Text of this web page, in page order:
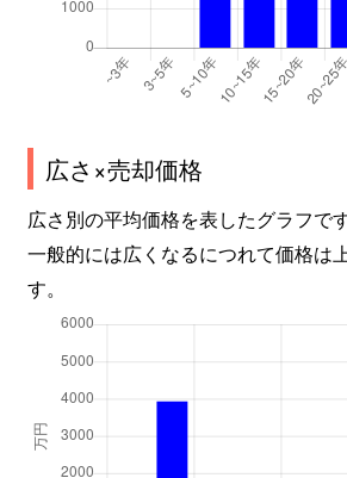
広さ×売却価格
広さ別の平均価格を表したグラフです
一般的には広くなるにつれて価格は
す。